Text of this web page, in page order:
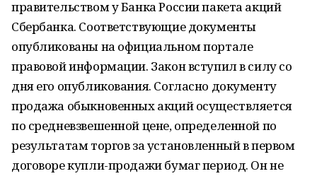
правительством у Банка России пакета акций
Сбербанка. Соответствующие документы
опубликованы на официальном портале
правовой информации. Закон вступил в силу со
дня его опубликования. Согласно документу
продажа обыкновенных акций осуществляется
по средневзвешенной цене, определенной по
результатам торгов за установленный в первом
договоре купли-продажи бумаг период. Он не